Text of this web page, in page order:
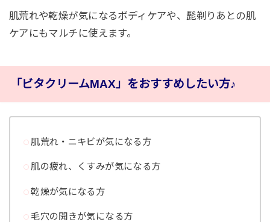
肌荒れや乾燥が気になるボディケアや、髭剃りあとの肌
ケアにもマルチに使えます。
「ビタクリームMAX」をおすすめしたい方♪
肌荒れ・ニキビが気になる方
肌の疲れ、くすみが気になる方
乾燥が気になる方
毛穴の開きが気になる方